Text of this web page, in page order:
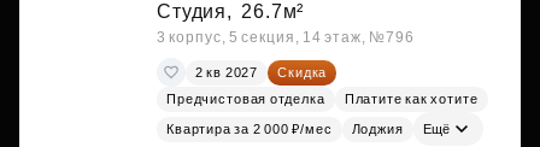
Студия, 26.7м²
3 корпус, 5 секция, 14 этаж, №796
2 кв 2027
Скидка
Предчистовая отделка
Платите как хотите
Квартира за 2 000 ₽/мес Лоджия Ещё